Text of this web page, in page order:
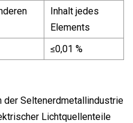
Inhalt jedes
Elements
≤0,01 %
der Seltenerdmetallindustrie
Lichtquellenteile